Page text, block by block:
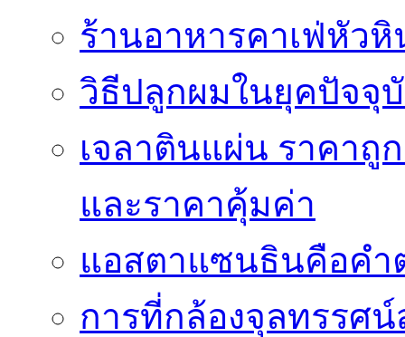
ร้านอาหารคาเฟ่หัว
วิธีปลูกผมในยุคปัจจุ
เจลาตินแผ่น ราคาถู
และราคาคุ้มค่า
แอสตาแซนธินคือค
การที่กล้องจุลทรรศ